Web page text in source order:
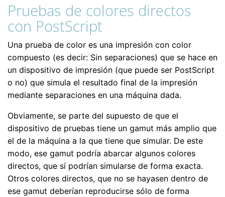
Pruebas de colores directos
con PostScript
Una prueba de color es una impresión con color
compuesto (es decir: Sin separaciones) que se hace en
un dispositivo de impresión (que puede ser PostScript
o no) que simula el resultado final de la impresión
mediante separaciones en una máquina dada.
Obviamente, se parte del supuesto de que el
dispositivo de pruebas tiene un gamut más amplio que
el de la máquina a la que tiene que simular. De este
modo, ese gamut podría abarcar algunos colores
directos, que sí podrían simularse de forma exacta.
Otros colores directos, que no se hayasen dentro de
ese gamut deberían reproducirse sólo de forma